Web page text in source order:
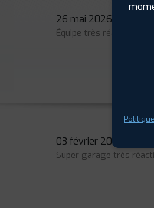
26 mai 2026
Équipe très réactive et
03 février 2026
Super garage très